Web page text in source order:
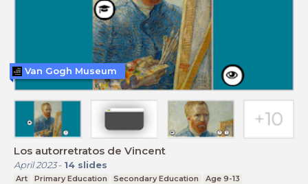
Los autorretratos de Vincent
April 2023- 14 slides
Art Primary Education Secondary Education Age 9-13
Van Gogh Museum